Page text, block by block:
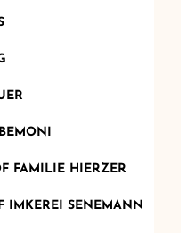
FAMILIE HIERZER
IMKEREI SENEMANN